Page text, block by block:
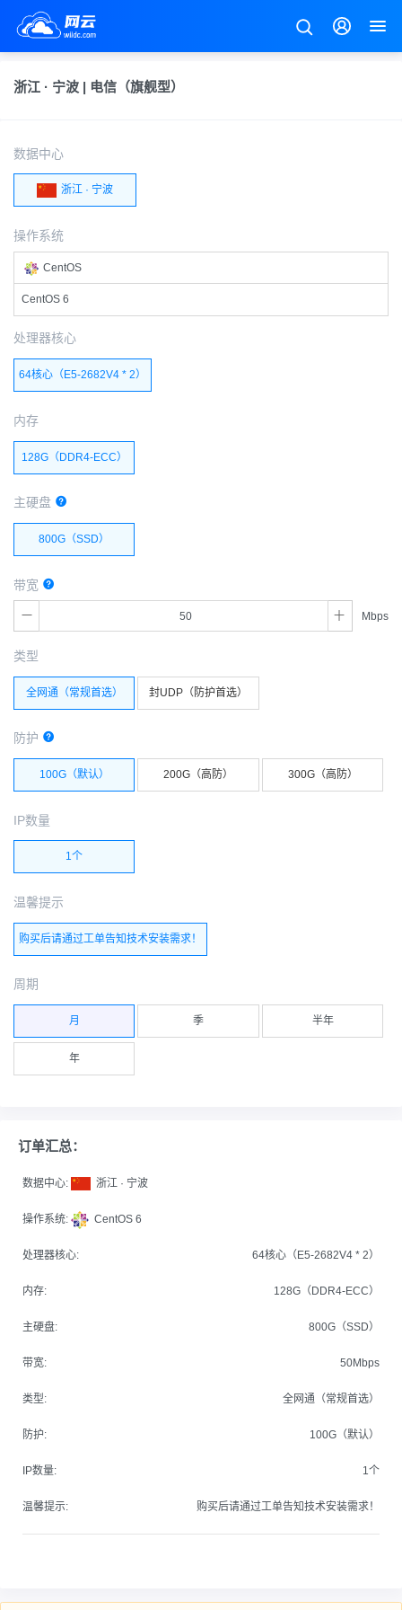
浙江 · 宁波 | 电信（旗舰型）
数据中心
浙江 · 宁波
操作系统
CentOS
CentOS 6
处理器核心
64核心（E5-2682V4 * 2）
内存
128G（DDR4-ECC）
主硬盘
800G（SSD）
带宽
Mbps
类型
全网通（常规首选） 封UDP（防护首选）
防护
100G（默认） 200G（高防） 300G（高防）
IP数量
1个
温馨提示
购买后请通过工单告知技术安装需求！
周期
月 季 半年
年
订单汇总：
数据中心: 浙江 · 宁波
操作系统: CentOS 6
处理器核心: 64核心（E5-2682V4 * 2）
内存: 128G（DDR4-ECC）
主硬盘: 800G（SSD）
带宽: 50Mbps
类型: 全网通（常规首选）
防护: 100G（默认）
IP数量: 1个
温馨提示: 购买后请通过工单告知技术安装需求！